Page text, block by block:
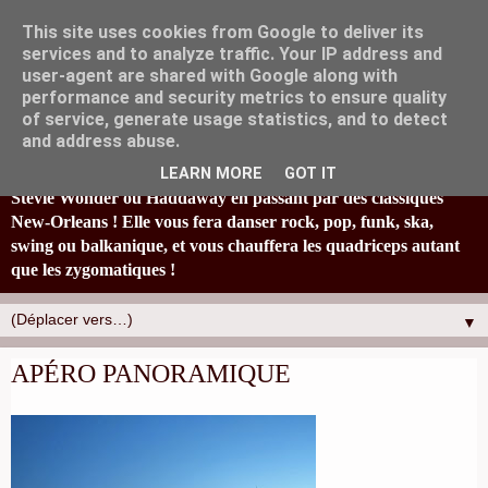
La fanfare Tahar Tag'l, originaire de Marseille, joyeusement
éclectique et à la bonne humeur typiquement locale, réinvestit
en s'amusant un paquet de standards : de Britney Spears à
Stevie Wonder ou Haddaway en passant par des classiques
New-Orleans ! Elle vous fera danser rock, pop, funk, ska,
swing ou balkanique, et vous chauffera les quadriceps autant
que les zygomatiques !
▼
APÉRO PANORAMIQUE
This site uses cookies from Google to deliver its
services and to analyze traffic. Your IP address and
user-agent are shared with Google along with
performance and security metrics to ensure quality
of service, generate usage statistics, and to detect
and address abuse.
LEARN MORE GOT IT